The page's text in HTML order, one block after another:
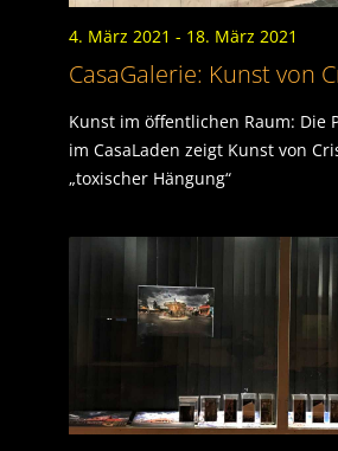
4. März 2021 - 18. März 2021
CasaGalerie: Kunst von
Kunst im öffentlichen Raum: Die
im CasaLaden zeigt Kunst von
„toxischer Hängung“